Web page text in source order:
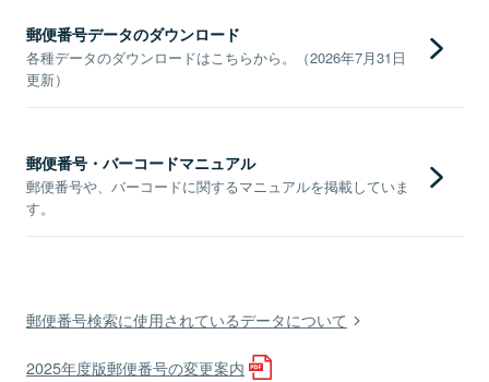
郵便番号データのダウンロード
各種データのダウンロードはこちらから。（2026年7月31日
更新）
郵便番号・バーコードマニュアル
郵便番号や、バーコードに関するマニュアルを掲載していま
す。
郵便番号検索に使用されているデータについて
2025年度版郵便番号の変更案内